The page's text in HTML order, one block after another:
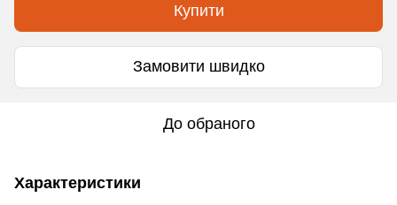
Купити
Замовити швидко
До обраного
Характеристики